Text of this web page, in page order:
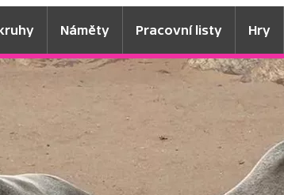
Náměty Pracovní listy Hry